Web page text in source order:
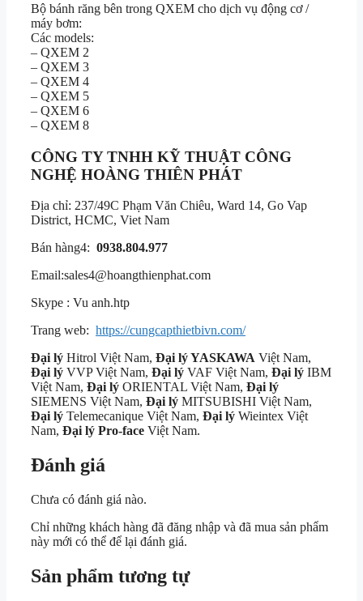
Bộ bánh răng bên trong QXEM cho dịch vụ động cơ /
máy bơm:
Các models:
– QXEM 2
– QXEM 3
– QXEM 4
– QXEM 5
– QXEM 6
– QXEM 8
CÔNG TY TNHH KỸ THUẬT CÔNG
NGHỆ HOÀNG THIÊN PHÁT
Địa chỉ: 237/49C Phạm Văn Chiêu, Ward 14, Go Vap
District, HCMC, Viet Nam
Bán hàng4: 0938.804.977
Email:sales4@hoangthienphat.com
Skype : Vu anh.htp
Trang web: https://cungcapthietbivn.com/
Đại lý Hitrol Việt Nam, Đại lý YASKAWA Việt Nam,
Đại lý VVP Việt Nam, Đại lý VAF Việt Nam, Đại lý IBM
Việt Nam, Đại lý ORIENTAL Việt Nam, Đại lý
SIEMENS Việt Nam, Đại lý MITSUBISHI Việt Nam,
Đại lý Telemecanique Việt Nam, Đại lý Wieintex Việt
Nam, Đại lý Pro-face Việt Nam.
Đánh giá
Chưa có đánh giá nào.
Chỉ những khách hàng đã đăng nhập và đã mua sản phẩm
này mới có thể để lại đánh giá.
Sản phẩm tương tự